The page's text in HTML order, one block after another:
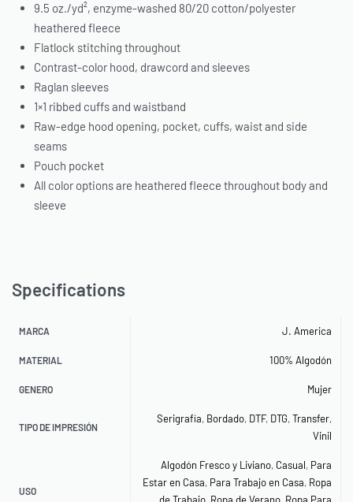
9.5 oz./yd², enzyme-washed 80/20 cotton/polyester
heathered fleece
Flatlock stitching throughout
Contrast-color hood, drawcord and sleeves
Raglan sleeves
1×1 ribbed cuffs and waistband
Raw-edge hood opening, pocket, cuffs, waist and side
seams
Pouch pocket
All color options are heathered fleece throughout body and
sleeve
Specifications
MARCA J. America
MATERIAL 100% Algodón
GENERO Mujer
TIPO DE IMPRESIÓN
Serigrafía, Bordado, DTF, DTG,Transfer,
Vinil
USO
Algodón Fresco y Liviano, Casual, Para
Estar en Casa, Para Trabajo en Casa, Ropa